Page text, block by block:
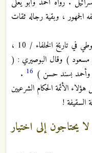
الجمهور ، وبقية رجاله ثقات
وقد حسنه ابن حجر في الصواعق / 20 ، والسيوطي في تاريخ الخلفاء / 10 ،
مسعود ) وقال البوصيري : (
وأحمد بسند حسن ) 16
.
الأئمة الحكام الشرعيين
السقيفة !
لا يحتاجون إلى اختيار